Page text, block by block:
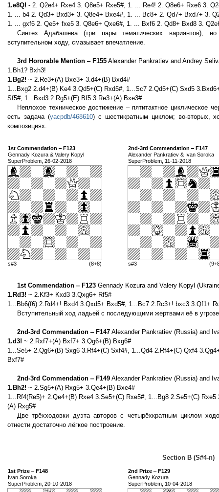
1.e8Q! - 2. Q2e4+ Rxe4 3. Q8e5+ Rxe5#, 1. ... Re4! 2. Q8e6+ Rxe6 3.
1. ... b4 2. Qd3+ Bxd3+ 3. Q8e4+ Bxe4#, 1. ... Bc8+ 2. Qd7+ Bxd7+ 3.
1. ... gxf6 2. Qe5+ fxe5 3. Q8e6+ Qxe6#, 1. ... Bxf6 2. Qd8+ Bxd8 3.
Синтез Адабашева (три пары тематических вариантов),
вступительном ходу, смазывает впечатление.
3rd Hororable Mention ‒ F155 Alexander Pankratiev and Andrey
1.Bh1? Bxh3!
1.Bg2! ~ 2.Re3+(A) Bxe3+ 3.d4+(B) Bxd4#
1...Bxg2 2.d4+(B) Ke4 3.Qd5+(C) Rxd5#, 1...Sc7 2.Qd5+(C) Sxd5
Sf5#, 1...Bxd3 2.Rg5+(E) Bf5 3.Re3+(A) Bxe3#
Неплохое техническое достижение – пятитактное циклическое
есть задача (yacpdb/468610) c шестикратным циклом; во-вторых,
композициях.
1st Commendation ‒ F123
Gennady Kozura & Valery Kopyl
SuperProblem, 26-02-2018
s#3 (8+8)
2nd-3rd Commendation ‒ F147
Alexander Pankratiev & Ivan Soroka
SuperProblem, 11-11-2018
s#3
1st Commendation ‒ F123 Gennady Kozura and Valery Kopyl
1.Rd3! ~ 2.Kf3+ Kxd3 3.Qxg6+ Rf5#
1...Bb6(f6) 2.Rd4+! Bxd4 3.Qxd5+ Bxd5#, 1...Bc7 2.Rc3+! bxc3 3.Qf1+
Вступительный ход ладьей с последующими жертвами её в угрозе
2nd-3rd Commendation ‒ F147 Alexander Pankratiev (Russia) and
1.d3! ~ 2.Rxf7+(A) Bxf7+ 3.Qg6+(B) Bxg6#
1...Se5+ 2.Qg6+(B) Sxg6 3.Rf4+(C) Sxf4#, 1...Qd4 2.Rf4+(C) Qxf4
Bxf7#
2nd-3rd Commendation ‒ F149 Alexander Pankratiev (Russia) and
1.Bh2! ~ 2.Sg5+(A) Rxg5+ 3.Qe4+(B) Bxe4#
1...Rf4(Re5)+ 2.Qe4+(B) Rxe4 3.Se5+(C) Rxe5#, 1...Bg8 2.Se5+(C)
(A) Rxg5#
Две трёхходовки дуэта авторов с четырёхкратным циклом
отнести достаточно лёгкое построение.
Section B (S#4-n)
1st Prize ‒ F148
Ivan Soroka
SuperProblem, 20-10-2018
2nd Prize ‒ F129
Gennady Kozura
SuperProblem, 10-04-2018